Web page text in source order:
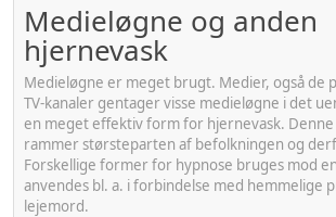
Medieløgne og anden
hjernevask
Medieløgne er meget brugt. Medier, også de
TV-kanaler gentager visse medieløgne i det
en meget effektiv form for hjernevask.
rammer størsteparten af befolkningen og
Forskellige former for hypnose bruges mod
anvendes bl. a. i forbindelse med hemmelige
lejemord.